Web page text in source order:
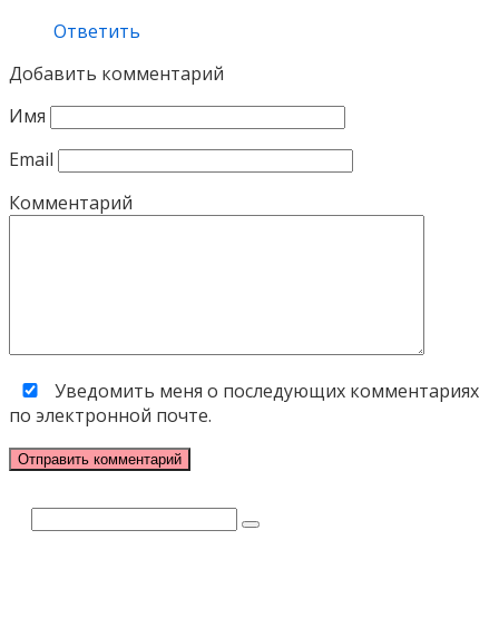
Ответить
Добавить комментарий
Имя
Email
Комментарий
Уведомить меня о последующих комментариях
по электронной почте.
Поиск: